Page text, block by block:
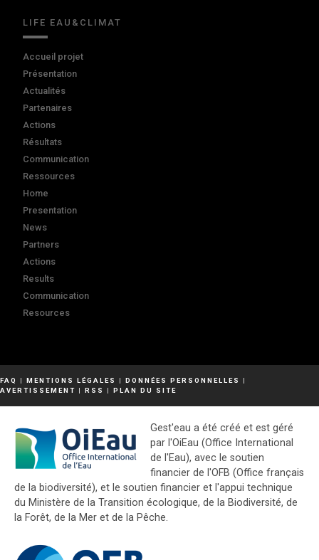
LIFE EAU&CLIMAT
Accueil projet
Présentation
Actualités
Partenaires
Actions
Résultats
Communication
Ressources
Home
Presentation
News
Partners
Actions
Results
Communication
Resources
FAQ | MENTIONS LÉGALES | DONNÉES PERSONNELLES
|
AVERTISSEMENT | RSS | PLAN DU SITE
Gest'eau a été créé et est géré
par l'OiEau (Office International
de l'Eau), avec le soutien
financier de l'OFB (Office français
de la biodiversité), et le soutien financier et l'appui technique
du Ministère de la Transition écologique, de la Biodiversité, de
la Forêt, de la Mer et de la Pêche.